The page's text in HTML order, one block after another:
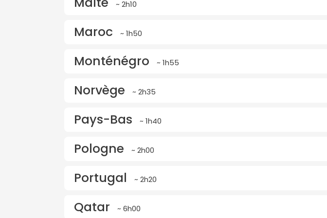
~ 2h10
Maroc ~ 1h50
Monténégro ~ 1h55
Norvège ~ 2h35
Pays-Bas ~ 1h40
Pologne ~ 2h00
Portugal ~ 2h20
Qatar ~ 6h00